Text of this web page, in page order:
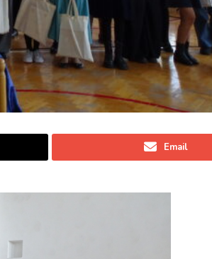
Email